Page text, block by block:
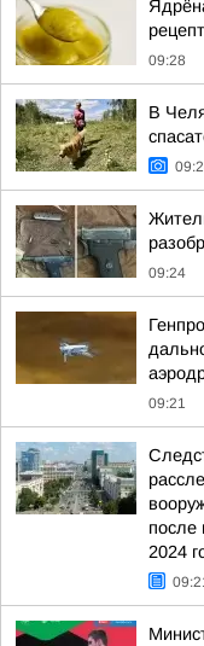
09:28
В
09:24
09:21
после
2024